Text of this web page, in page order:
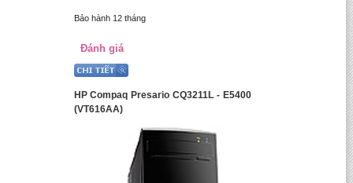
Bảo hành 12 tháng
Đánh giá
HP Compaq Presario CQ3211L - E5400
(VT616AA)